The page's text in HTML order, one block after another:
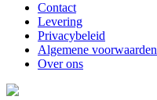
Contact
Levering
Privacybeleid
Algemene voorwaarden
Over ons